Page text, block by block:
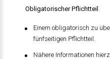
Obligatorischer Pflichtteil
Einem obligatorisch zu
fünfseitigen Pflichtteil.
Nähere Informationen